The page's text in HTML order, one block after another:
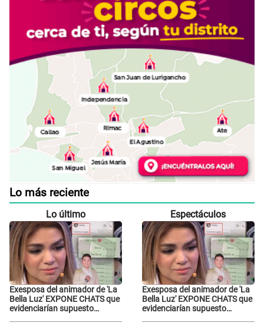
Lo más reciente
Lo último
Exesposa del animador de 'La
Bella Luz' EXPONE CHATS que
evidenciarían supuesto
Espectáculos
Exesposa del animador de 'La
Bella Luz' EXPONE CHATS que
evidenciarían supuesto